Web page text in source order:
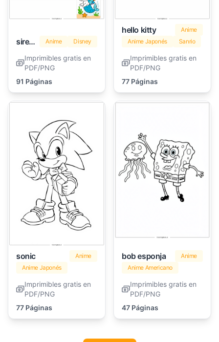
sirena Anime Disney
Imprimibles gratis en
PDF/PNG
91 Páginas
hello kitty
Anime
Anime Japonés
Sanrio
Imprimibles gratis en
PDF/PNG
77 Páginas
sonic
Anime
Anime Japonés
Imprimibles gratis en
PDF/PNG
77 Páginas
bob esponja
Anime
Anime Americano
Imprimibles gratis en
PDF/PNG
47 Páginas